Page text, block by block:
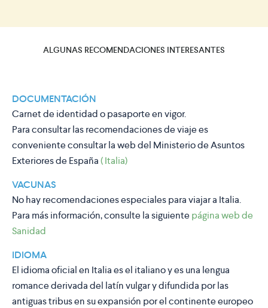
ALGUNAS RECOMENDACIONES INTERESANTES
DOCUMENTACIÓN
Carnet de identidad o pasaporte en vigor.
Para consultar las recomendaciones de viaje es
conveniente consultar la web del Ministerio de Asuntos
Exteriores de España( Italia)
VACUNAS
No hay recomendaciones especiales para viajar a Italia.
Para más información, consulte la siguiente página web de
Sanidad
IDIOMA
El idioma oficial en Italia es el italiano y es una lengua
romance derivada del latín vulgar y difundida por las
antiguas tribus en su expansión por el continente europeo